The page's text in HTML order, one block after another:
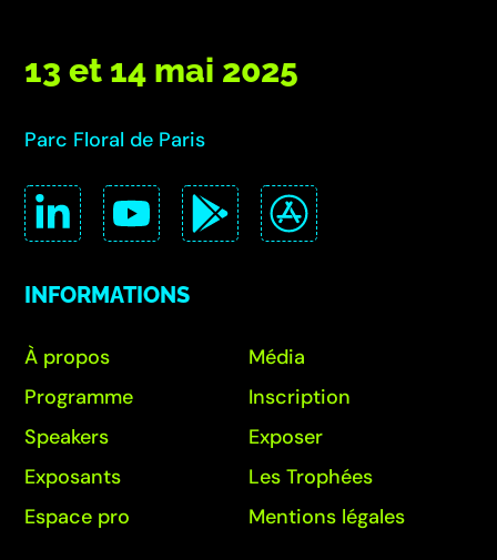
13 et 14 mai 2025
Parc Floral de Paris
INFORMATIONS
À propos
Programme
Speakers
Exposants
Espace pro
Média
Inscription
Exposer
Les Trophées
Mentions légales